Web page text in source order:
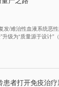
/难治性血液系统恶
级为“质量源于设计”
患者打开免疫治疗